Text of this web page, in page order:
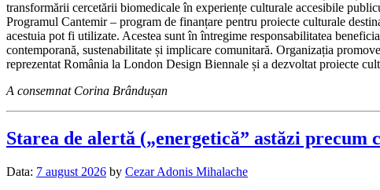
transformării cercetării biomedicale în experiențe culturale accesibile
Programul Cantemir – program de finanțare pentru proiecte culturale
acestuia pot fi utilizate. Acestea sunt în întregime responsabilitatea
contemporană, sustenabilitate și implicare comunitară. Organizația
reprezentat România la London Design Biennale și a dezvoltat proiecte
A consemnat Corina Brândușan
Starea de alertă („energetică” astăzi
Data: 7 august 2026 by Cezar Adonis Mihalache